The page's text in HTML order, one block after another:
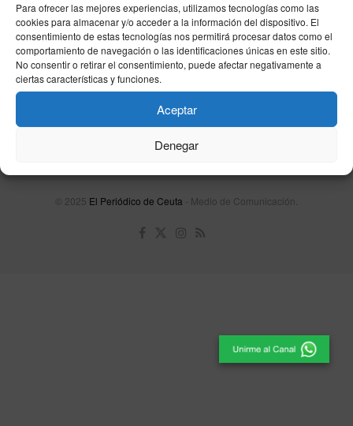
Para ofrecer las mejores experiencias, utilizamos tecnologías como las
cookies para almacenar y/o acceder a la información del dispositivo. El
consentimiento de estas tecnologías nos permitirá procesar datos como el
comportamiento de navegación o las identificaciones únicas en este sitio.
No consentir o retirar el consentimiento, puede afectar negativamente a
ciertas características y funciones.
Aceptar
Denegar
Contacta Publicidad Aviso Legal
Política de cookies
Unpu Group Solutions SL
© 2025 El Periódico de Ceuta - Medio de Comunicación